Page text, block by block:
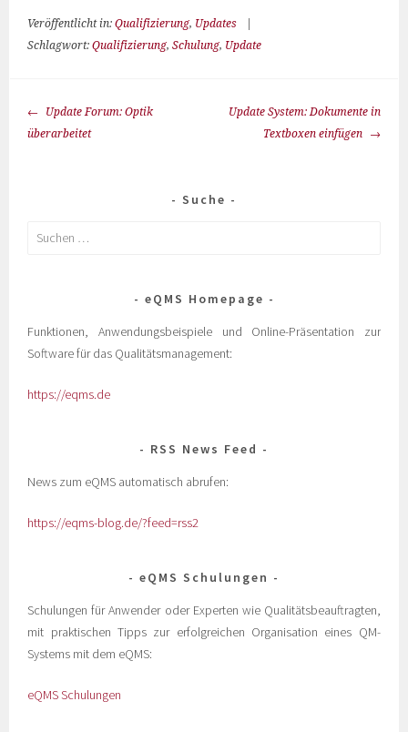
Veröffentlicht in:Qualifizierung, Updates
Schlagwort:Qualifizierung,Schulung, Update
Update Forum: Optik
überarbeitet
Update System: Dokumente in
Textboxen einfügen
Suche
eQMS Homepage
Funktionen, Anwendungsbeispiele und Online-Präsentation zur
Software für das Qualitätsmanagement:
https://eqms.de
RSS News Feed
News zum eQMS automatisch abrufen:
https://eqms-blog.de/?feed=rss2
eQMS Schulungen
Schulungen für Anwender oder Experten wie Qualitätsbeauftragten,
mit praktischen Tipps zur erfolgreichen Organisation eines QM-
Systems mit dem eQMS:
eQMS Schulungen